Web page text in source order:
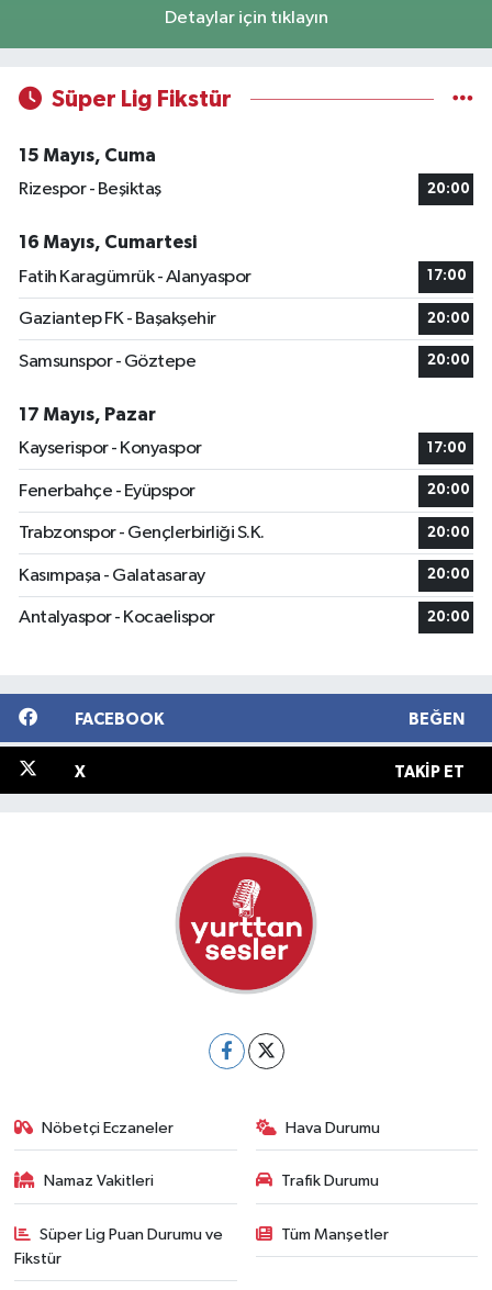
Detaylar için tıklayın
Süper Lig Fikstür
15 Mayıs, Cuma
Rizespor - Beşiktaş
20:00
16 Mayıs, Cumartesi
Fatih Karagümrük - Alanyaspor
17:00
Gaziantep FK - Başakşehir 20:00
Samsunspor - Göztepe 20:00
17 Mayıs, Pazar
Kayserispor - Konyaspor
17:00
Fenerbahçe - Eyüpspor 20:00
Trabzonspor - Gençlerbirliği S.K. 20:00
Kasımpaşa - Galatasaray 20:00
Antalyaspor - Kocaelispor 20:00
FACEBOOK BEĞEN
X TAKIP ET
Nöbetçi Eczaneler Hava Durumu
Namaz Vakitleri Trafik Durumu
Süper Lig Puan Durumu ve
Fikstür
Tüm Manşetler